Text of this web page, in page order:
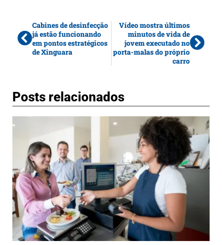
Cabines de desinfecção
já estão funcionando
em pontos estratégicos
de Xinguara
Vídeo mostra últimos
minutos de vida de
jovem executado no
porta-malas do próprio
carro
Posts relacionados